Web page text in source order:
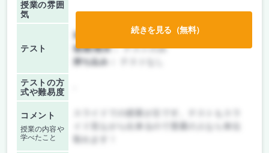
授業の雰囲
気
テスト
前期/中間：
テストのみ
後期/期末：テストのみ
持ち込み：
テストの方
式や難易度
コメント
授業の内容や
学べたこと
続きを見る（無料）